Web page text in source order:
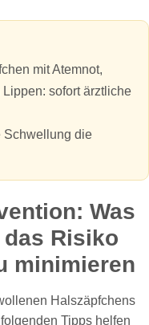
mit Atemnot,
sofort ärztliche
Schwellung die
Was
Risiko
minimieren
Halszäpfchens
Tipps helfen